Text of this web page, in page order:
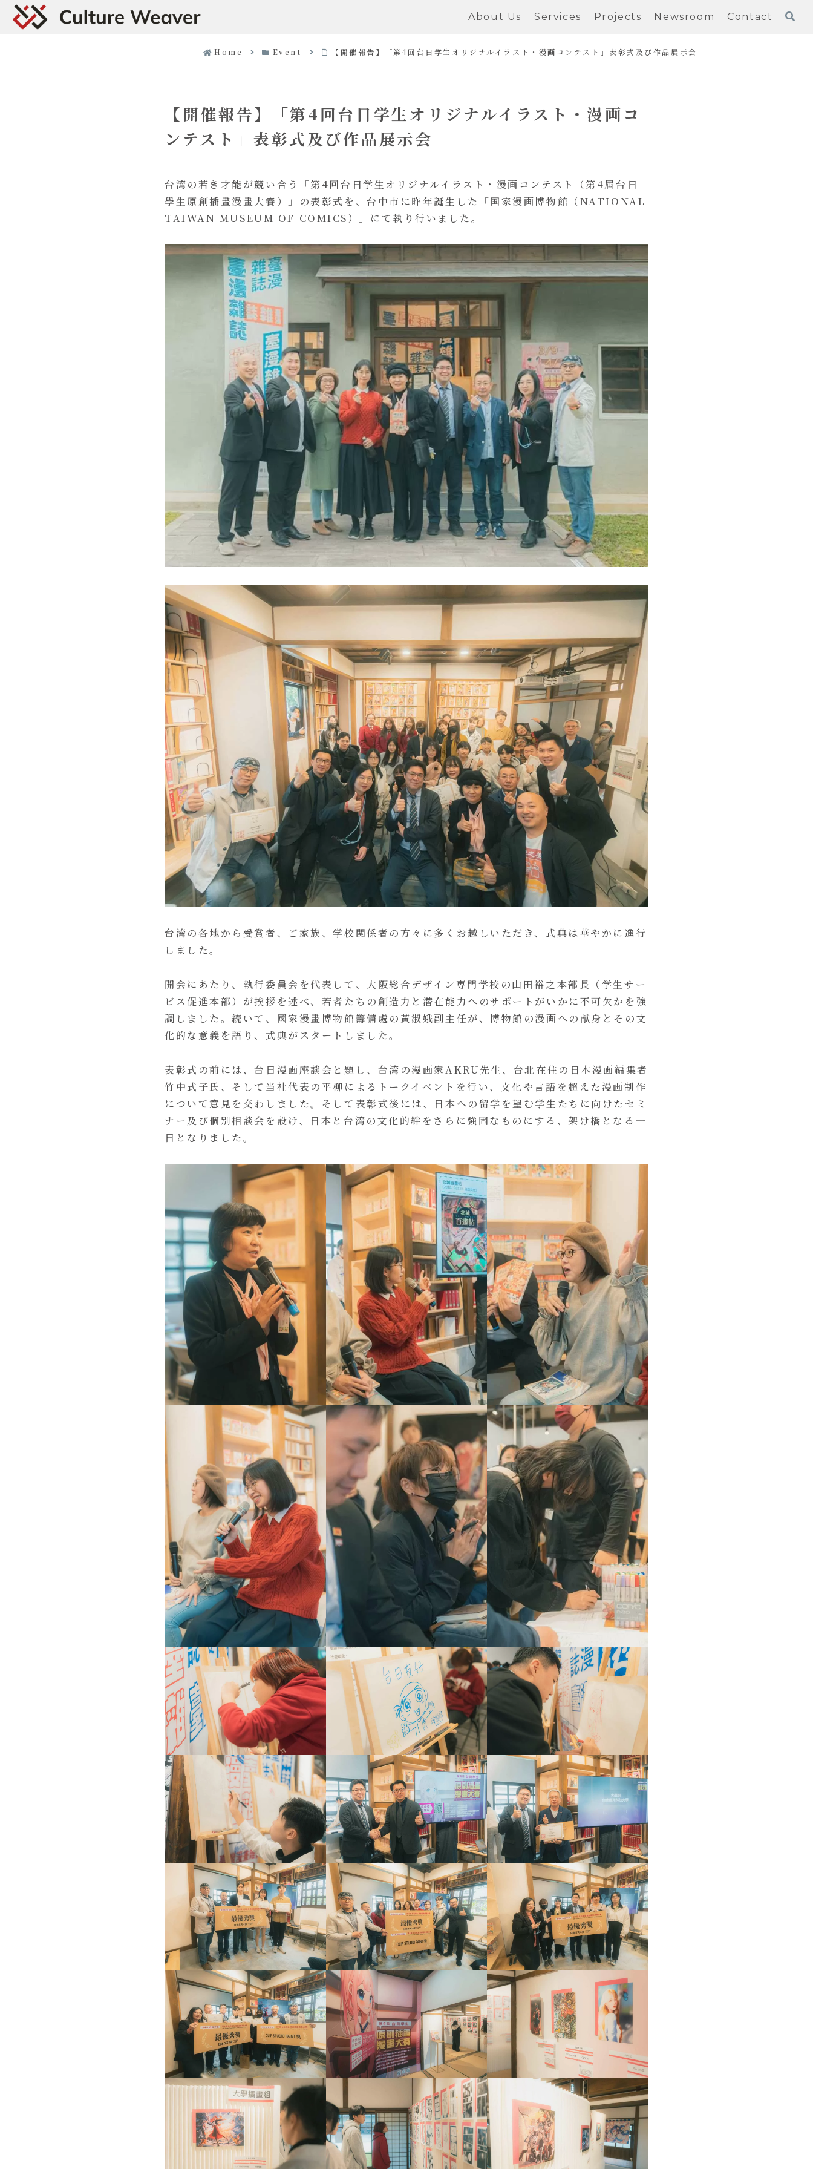
About Us Services Projects Newsroom Contact
Home Event 【開催報告】「第4回台日学生オリジナルイラスト・漫画コンテスト」表彰式及び作品展示会
【開催報告】「第4回台日学生オリジナルイラスト・漫画コ
ンテスト」表彰式及び作品展示会
台湾の若き才能が競い合う「第4回台日学生オリジナルイラスト・漫画コンテスト（第4屆台日
學生原創插畫漫畫大賽）」の表彰式を、台中市に昨年誕生した「国家漫画博物館（NATIONAL
TAIWAN MUSEUM OF COMICS）」にて執り行いました。
台湾の各地から受賞者、ご家族、学校関係者の方々に多くお越しいただき、式典は華やかに進行
しました。
開会にあたり、執行委員会を代表して、大阪総合デザイン専門学校の山田裕之本部長（学生サー
ビス促進本部）が挨拶を述べ、若者たちの創造力と潜在能力へのサポートがいかに不可欠かを強
調しました。続いて、國家漫畫博物館籌備處の黃淑娥副主任が、博物館の漫画への献身とその文
化的な意義を語り、式典がスタートしました。
表彰式の前には、台日漫画座談会と題し、台湾の漫画家AKRU先生、台北在住の日本漫画編集者
竹中式子氏、そして当社代表の平柳によるトークイベントを行い、文化や言語を超えた漫画制作
について意見を交わしました。そして表彰式後には、日本への留学を望む学生たちに向けたセミ
ナー及び個別相談会を設け、日本と台湾の文化的絆をさらに強固なものにする、架け橋となる一
日となりました。